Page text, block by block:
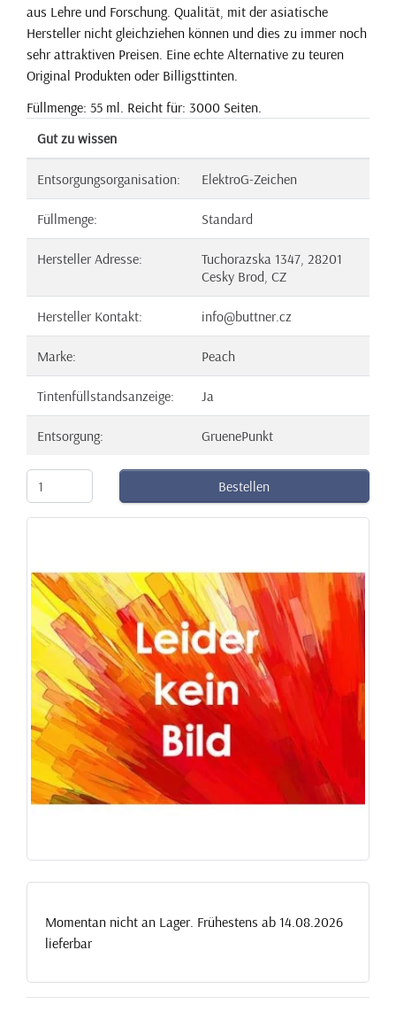
aus Lehre und Forschung. Qualität, mit der asiatische
Hersteller nicht gleichziehen können und dies zu immer noch
sehr attraktiven Preisen. Eine echte Alternative zu teuren
Original Produkten oder Billigsttinten.
Füllmenge: 55 ml. Reicht für: 3000 Seiten.
Gut zu wissen
Entsorgungsorganisation: ElektroG-Zeichen
Füllmenge: Standard
Hersteller Adresse:
Tuchorazska 1347, 28201
Cesky Brod, CZ
Hersteller Kontakt: info@buttner.cz
Marke: Peach
Tintenfüllstandsanzeige: Ja
Entsorgung: GruenePunkt
Bestellen
Momentan nicht an Lager. Frühestens ab 14.08.2026
lieferbar